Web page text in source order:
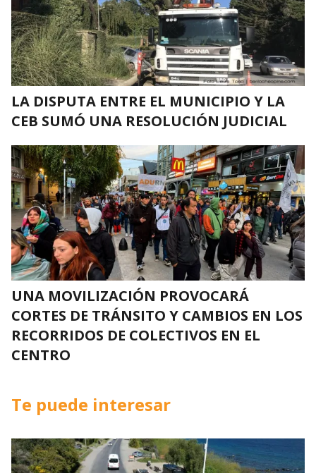
LA DISPUTA ENTRE EL MUNICIPIO Y LA
CEB SUMÓ UNA RESOLUCIÓN JUDICIAL
UNA MOVILIZACIÓN PROVOCARÁ
CORTES DE TRÁNSITO Y CAMBIOS EN LOS
RECORRIDOS DE COLECTIVOS EN EL
CENTRO
Te puede interesar